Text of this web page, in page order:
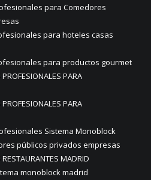
para Comedores
para hoteles casas
para productos gourmet
PARA
PARA
Sistema Monoblock
públicos privados empresas
MADRID
monoblock madrid